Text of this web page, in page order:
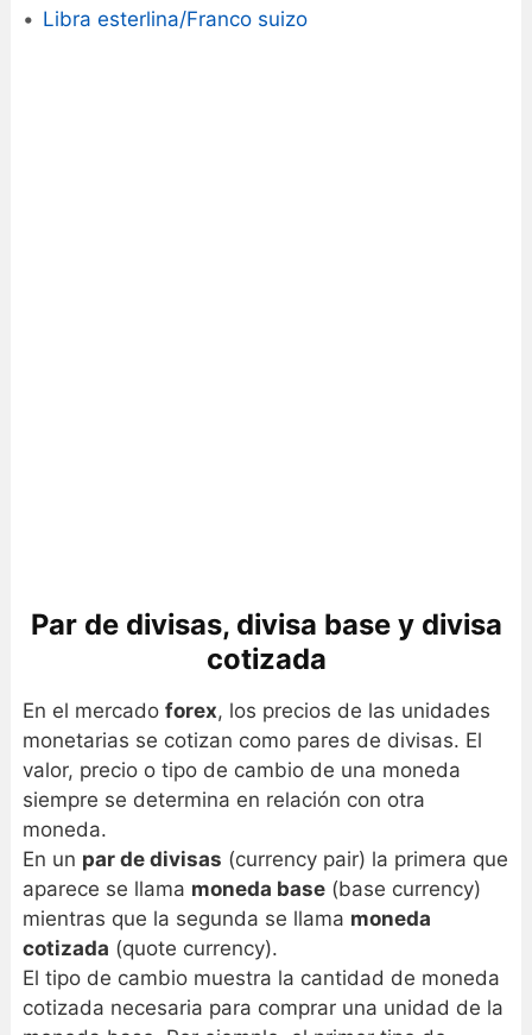
Libra esterlina/Franco suizo
Par de divisas, divisa base y divisa
cotizada
En el mercado forex, los precios de las unidades
monetarias se cotizan como pares de divisas. El
valor, precio o tipo de cambio de una moneda
siempre se determina en relación con otra
moneda.
En un par de divisas (currency pair) la primera que
aparece se llama moneda base(base currency)
mientras que la segunda se llama moneda
cotizada (quote currency).
El tipo de cambio muestra la cantidad de moneda
cotizada necesaria para comprar una unidad de la